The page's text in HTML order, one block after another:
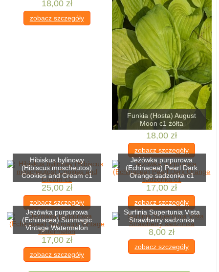
18,00 zł
zobacz szczegóły
Funkia (Hosta) August
Moon c1 żółta
18,00 zł
zobacz szczegóły
Hibiskus bylinowy
(Hibiscus moscheutos)
Cookies and Cream c1
25,00 zł
zobacz szczegóły
Jeżówka purpurowa
(Echinacea) Pearl Dark
Orange sadzonka c1
17,00 zł
zobacz szczegóły
Jeżówka purpurowa
(Echinacea) Sunmagic
Vintage Watermelon
17,00 zł
zobacz szczegóły
Surfinia Supertunia Vista
Strawberry sadzonka
8,00 zł
zobacz szczegóły